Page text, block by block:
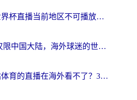
在国外看世界杯直播当前地区不可播放？海外党必看的回国加速全攻略
当CCTV5仅限中国大陆，海外球迷的世界杯狂欢如何继续？
为什么咪咕体育的直播在海外看不了？3步解决海外看世界杯+抖音地区限制难题